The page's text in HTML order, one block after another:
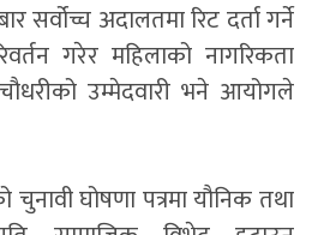
सर्वोच्च अदालतमा रिट दर्ता गर्ने
गरेर महिलाको नागरिकता
उम्मेदवारी भने आयोगले
चुनावी घोषणा पत्रमा यौनिक तथा